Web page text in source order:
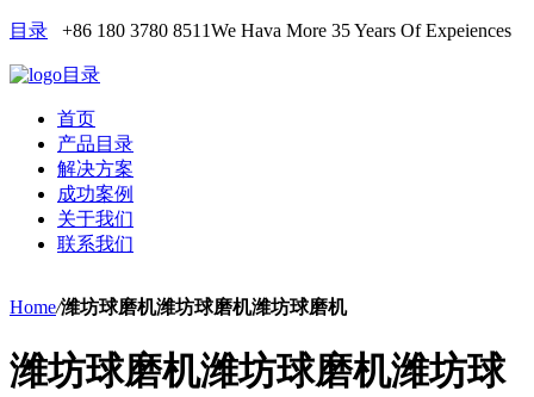
目录 +86 180 3780 8511We Hava More 35 Years Of Expeiences
目录
首页
产品目录
解决方案
成功案例
关于我们
联系我们
Home/潍坊球磨机潍坊球磨机潍坊球磨机
潍坊球磨机潍坊球磨机潍坊球